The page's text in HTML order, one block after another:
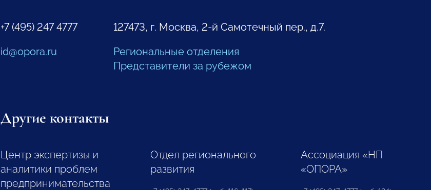
+7 (495) 247 4777
id@opora.ru
127473, г. Москва, 2-й Самотечный пер., д.7.
Региональные отделения
Представители за рубежом
Другие контакты
Центр экспертизы и
аналитики проблем
предпринимательства
Отдел регионального
развития
Ассоциация «НП
«ОПОРА»